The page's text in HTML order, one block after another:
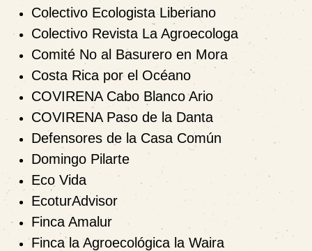
Colectivo Ecologista Liberiano
Colectivo Revista La Agroecologa
Comité No al Basurero en Mora
Costa Rica por el Océano
COVIRENA Cabo Blanco Ario
COVIRENA Paso de la Danta
Defensores de la Casa Común
Domingo Pilarte
Eco Vida
EcoturAdvisor
Finca Amalur
Finca la Agroecológica la Waira